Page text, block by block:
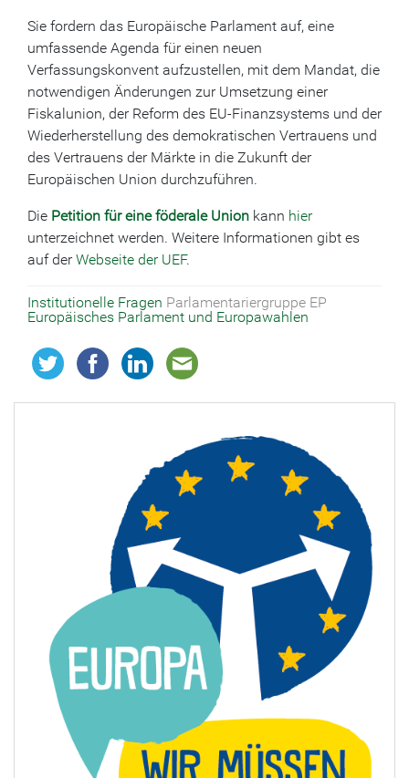
Sie fordern das Europäische Parlament auf, eine
umfassende Agenda für einen neuen
Verfassungskonvent aufzustellen, mit dem Mandat, die
notwendigen Änderungen zur Umsetzung einer
Fiskalunion, der Reform des EU-Finanzsystems und der
Wiederherstellung des demokratischen Vertrauens und
des Vertrauens der Märkte in die Zukunft der
Europäischen Union durchzuführen.
Die Petition für eine föderale Union kann hier
unterzeichnet werden. Weitere Informationen gibt es
auf derWebseite der UEF.
Institutionelle Fragen Parlamentariergruppe EP
Europäisches Parlament und Europawahlen